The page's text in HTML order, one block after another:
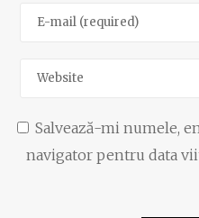
Salvează-mi numele,
navigator pentru data